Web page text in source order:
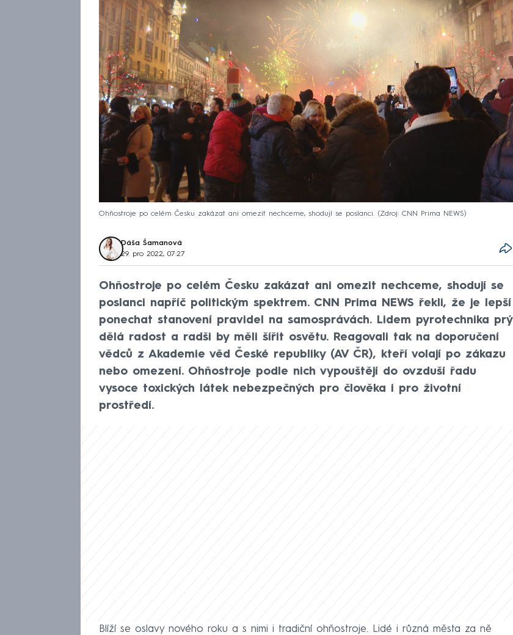
Ohňostroje po celém Česku zakázat ani omezit nechceme, shodují se poslanci. Zdroj: CNN Prima NEWS
Dáša Šamanová
29. pro 2022, 07:27
Ohňostroje po celém Česku zakázat ani omezit nechceme, shodují se
poslanci napříč politickým spektrem. CNN Prima NEWS řekli, že je lepší
ponechat stanovení pravidel na samosprávách. Lidem pyrotechnika prý
dělá radost a radši by měli šířit osvětu. Reagovali tak na doporučení
vědců z Akademie věd České republiky (AV ČR), kteří volají po zákazu
nebo omezení. Ohňostroje podle nich vypouštějí do ovzduší řadu
vysoce toxických látek nebezpečných pro člověka i pro životní
prostředí.
Blíží se oslavy nového roku a s nimi i tradiční ohňostroje. Lidé i různá města za ně